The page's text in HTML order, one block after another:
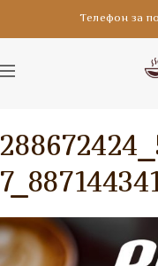
Телефон за